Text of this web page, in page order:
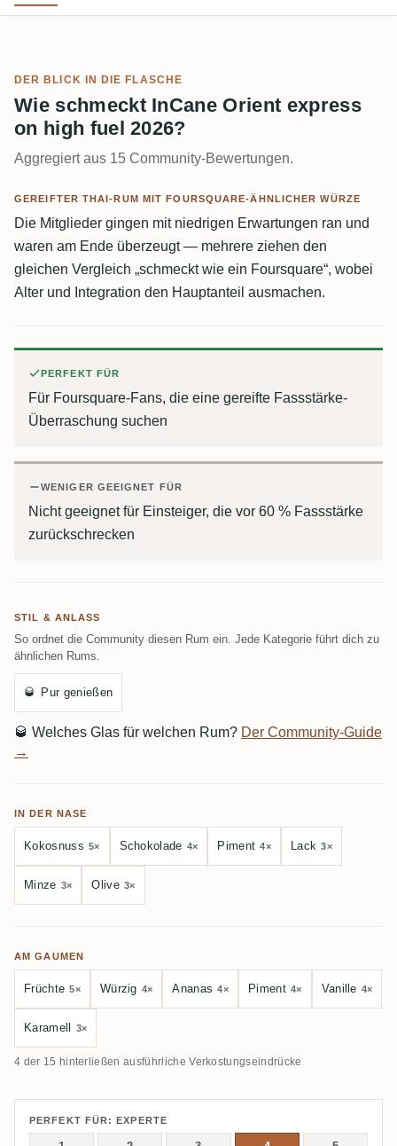
DER BLICK IN DIE FLASCHE
Wie schmeckt InCane Orient express
on high fuel 2026?
Aggregiert aus 15 Community-Bewertungen.
GEREIFTER THAI-RUM MIT FOURSQUARE-ÄHNLICHER WÜRZE
Die Mitglieder gingen mit niedrigen Erwartungen ran und
waren am Ende überzeugt — mehrere ziehen den
gleichen Vergleich „schmeckt wie ein Foursquare“, wobei
Alter und Integration den Hauptanteil ausmachen.
PERFEKT FÜR
Für Foursquare-Fans, die eine gereifte Fassstärke-
Überraschung suchen
WENIGER GEEIGNET FÜR
Nicht geeignet für Einsteiger, die vor 60 % Fassstärke
zurückschrecken
STIL & ANLASS
So ordnet die Community diesen Rum ein. Jede Kategorie führt dich zu
ähnlichen Rums.
🥃 Pur genießen
🥃 Welches Glas für welchen Rum? Der Community-Guide
→
IN DER NASE
Kokosnuss 5× Schokolade 4× Piment 4× Lack 3×
Minze 3× Olive 3×
AM GAUMEN
Früchte 5× Würzig 4× Ananas 4× Piment 4× Vanille 4×
Karamell 3×
4 der 15 hinterließen ausführliche Verkostungseindrücke
PERFEKT FÜR: EXPERTE